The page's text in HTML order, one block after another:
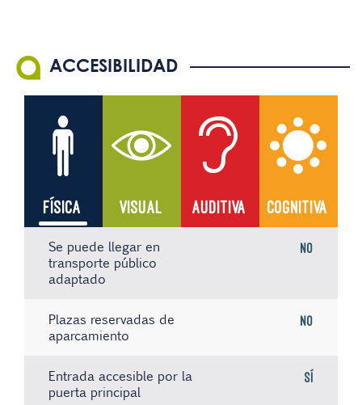
ACCESIBILIDAD
FÍSICA VISUAL AUDITIVA COGNITIVA
Se puede llegar en
transporte público
adaptado
No
Plazas reservadas de
aparcamiento
No
Entrada accesible por la
puerta principal
Sí